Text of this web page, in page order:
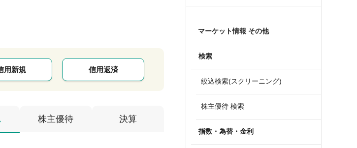
用新規 信用返済
株主優待 決算
マーケット情報 その他
検索
絞込検索(スクリーニング)
株主優待 検索
指数・為替・金利